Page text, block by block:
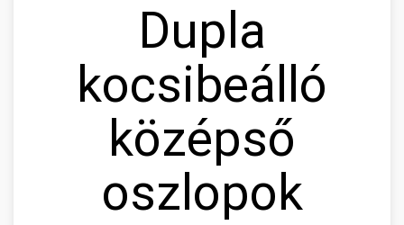
Dupla
kocsibeálló
középső
oszlopok